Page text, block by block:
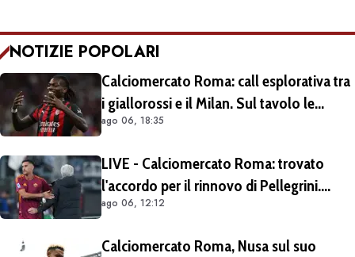
NOTIZIE POPOLARI
Calciomercato Roma: call esplorativa tra
i giallorossi e il Milan. Sul tavolo le
situazioni di Leao e Soulé
ago 06, 18:35
LIVE - Calciomercato Roma: trovato
l'accordo per il rinnovo di Pellegrini.
Prolungamento di un solo anno
ago 06, 12:12
Calciomercato Roma, Nusa sul suo